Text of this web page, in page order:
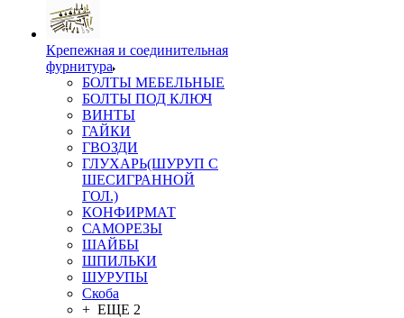
Крепежная и соединительная
фурнитура
БОЛТЫ МЕБЕЛЬНЫЕ
БОЛТЫ ПОД КЛЮЧ
ВИНТЫ
ГАЙКИ
ГВОЗДИ
ГЛУХАРЬ(ШУРУП С
ШЕСИГРАННОЙ
ГОЛ.)
КОНФИРМАТ
САМОРЕЗЫ
ШАЙБЫ
ШПИЛЬКИ
ШУРУПЫ
Скоба
+ ЕЩЕ 2